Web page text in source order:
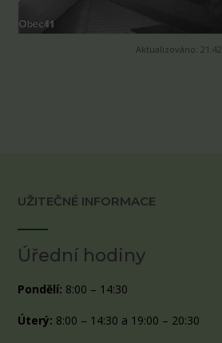
Aktualizováno: 21:42
UŽITEČNÉ INFORMACE
Úřední hodiny
Pondělí: 8:00 – 14:30
Úterý: 8:00 – 14:30 a 19:00 – 20:30